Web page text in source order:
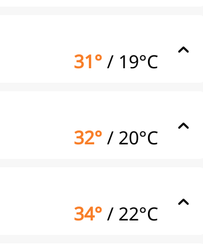
31°/ 19°C
32°/ 20°C
34°/ 22°C